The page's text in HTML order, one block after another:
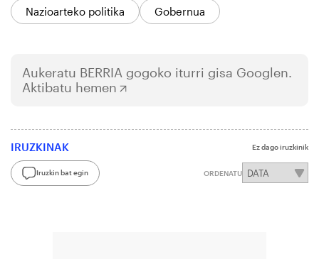
Nazioarteko politika
Gobernua
Aukeratu BERRIA gogoko iturri gisa Googlen.
Aktibatu hemen
IRUZKINAK Ez dago iruzkinik
Iruzkin bat egin ORDENATU